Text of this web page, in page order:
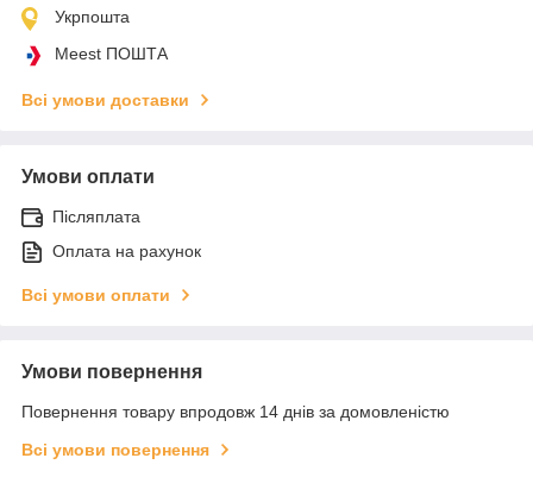
Укрпошта
Meest ПОШТА
Всі умови доставки
Умови оплати
Післяплата
Оплата на рахунок
Всі умови оплати
Умови повернення
Повернення товару впродовж 14 днів за домовленістю
Всі умови повернення